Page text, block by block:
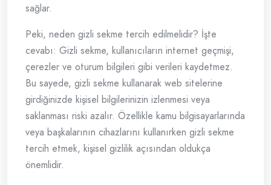
sağlar.
Peki, neden gizli sekme tercih edilmelidir? İşte
cevabı: Gizli sekme, kullanıcıların internet geçmişi,
çerezler ve oturum bilgileri gibi verileri kaydetmez.
Bu sayede, gizli sekme kullanarak web sitelerine
girdiğinizde kişisel bilgilerinizin izlenmesi veya
saklanması riski azalır. Özellikle kamu bilgisayarlarında
veya başkalarının cihazlarını kullanırken gizli sekme
tercih etmek, kişisel gizlilik açısından oldukça
önemlidir.